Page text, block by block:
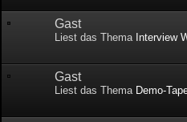
Gast
Liest das Thema Interview
Gast
Liest das Thema Demo-